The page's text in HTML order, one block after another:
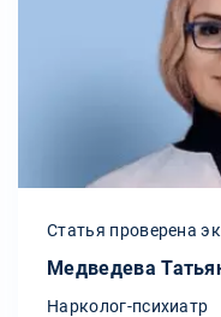
Статья проверена
Медведева
Нарколог-психиатр